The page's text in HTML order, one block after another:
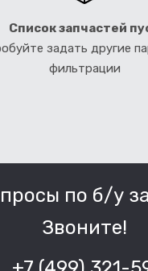
Список запчастей
задать другие
фильтрации
по б/у
Звоните!